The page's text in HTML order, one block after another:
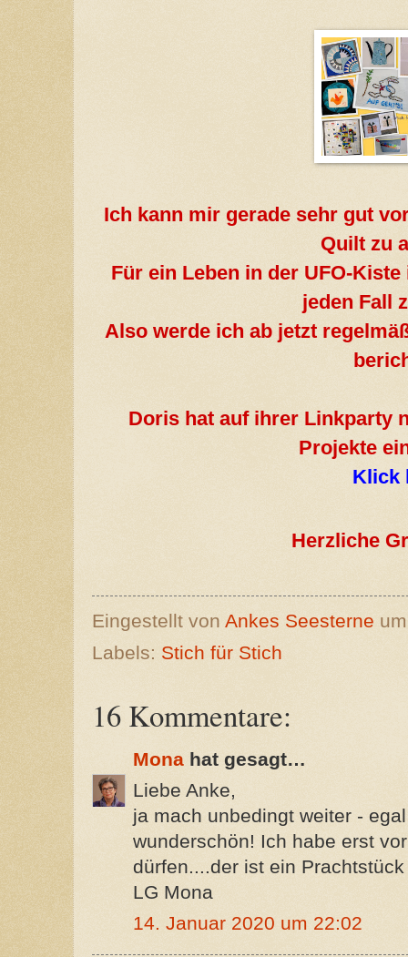
Ich kann mir gerade sehr gut
Quilt zu
Für ein Leben in der UFO-
jeden Fall
Also werde ich ab jetzt
Doris hat auf ihrer Linkparty
Projekte
Klick
Herzliche
Eingestellt von Ankes Seesterne
Labels: Stich für Stich
16 Kommentare:
Mona hat gesagt…
Liebe Anke,
ja mach unbedingt weiter -
wunderschön! Ich habe erst
dürfen....der ist ein
LG Mona
14. Januar 2020 um 22:02